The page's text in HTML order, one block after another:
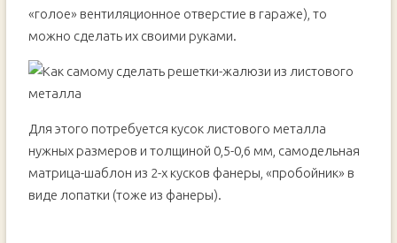
«голое» вентиляционное отверстие в гараже), то
можно сделать их своими руками.
Для этого потребуется кусок листового металла
нужных размеров и толщиной 0,5-0,6 мм, самодельная
матрица-шаблон из 2-х кусков фанеры, «пробойник» в
виде лопатки (тоже из фанеры).